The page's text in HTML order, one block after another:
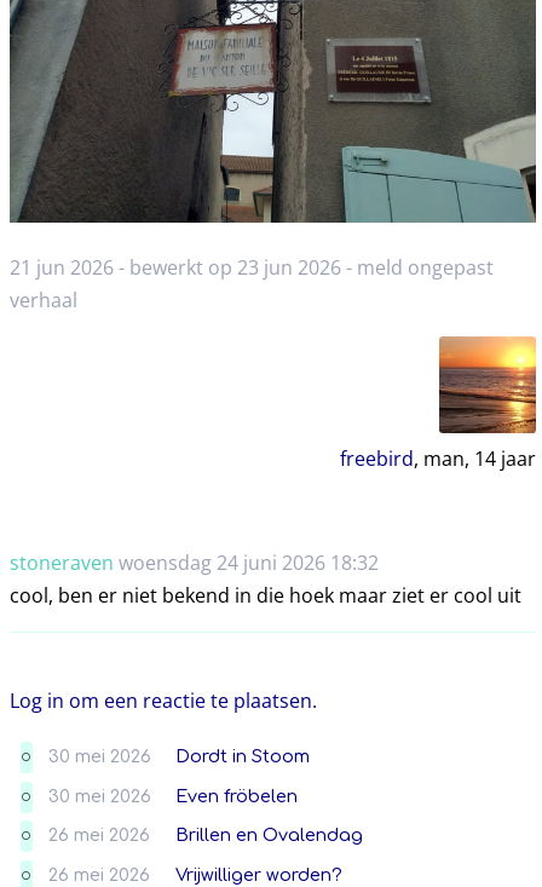
21 jun 2026 - bewerkt op 23 jun 2026 - meld ongepast
verhaal
freebird, man, 14jaar
stoneraven woensdag 24 juni 2026 18:32
cool, ben er niet bekend in die hoek maar ziet er cool uit
Log in om een reactie te plaatsen.
O 30 mei 2026 Dordt in Stoom
O 30 mei 2026 Even fröbelen
O 26 mei 2026 Brillen en Ovalendag
O 26 mei 2026 Vrijwilliger worden?